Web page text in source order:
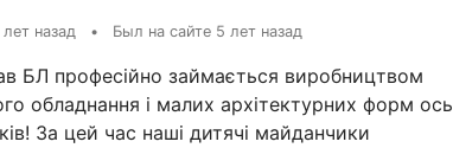
назад • Был на сайте 5 лет назад
БЛ професійно займається виробництвом
обладнання і малих архітектурних форм ось
За цей час наші дитячі майданчики